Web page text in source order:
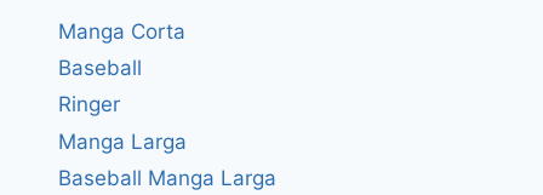
Manga Corta
Baseball
Ringer
Manga Larga
Baseball Manga Larga